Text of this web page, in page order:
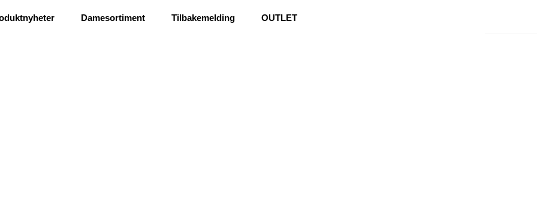
Ris og ros Damesortiment Tilbakemelding OUTLET